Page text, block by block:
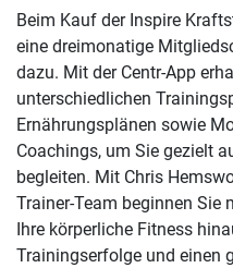
Beim Kauf der Inspire
eine dreimonatige
dazu. Mit der Centr-App
unterschiedlichen
Ernährungsplänen sowie
Coachings, um Sie gezielt
begleiten. Mit Chris
Trainer-Team beginnen Sie
Ihre körperliche Fitness
Trainingserfolge und einen